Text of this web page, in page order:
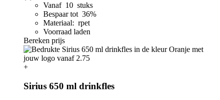
Vanaf 10 stuks
Bespaar tot 36%
Materiaal: rpet
Voorraad laden
Bereken prijs
+
Sirius 650 ml drinkfles